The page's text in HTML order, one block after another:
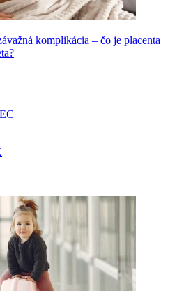
komplikácia – čo je placenta